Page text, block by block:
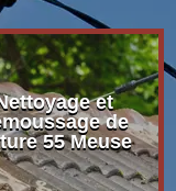
et
de
55 Meuse